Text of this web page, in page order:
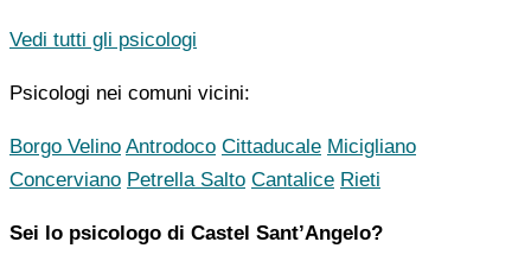
Vedi tutti gli psicologi
Psicologi nei comuni vicini:
Borgo Velino Antrodoco Cittaducale Micigliano
Concerviano Petrella Salto Cantalice Rieti
Sei lo psicologo di Castel Sant’Angelo?